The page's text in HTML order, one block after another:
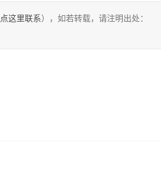
点这里联系），如若转载，请注明出处：